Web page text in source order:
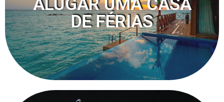
ALUGAR UMA CASA
DE FÉRIAS